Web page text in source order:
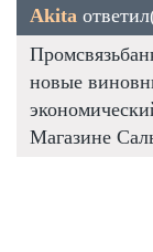
Akita
новые
Магазине